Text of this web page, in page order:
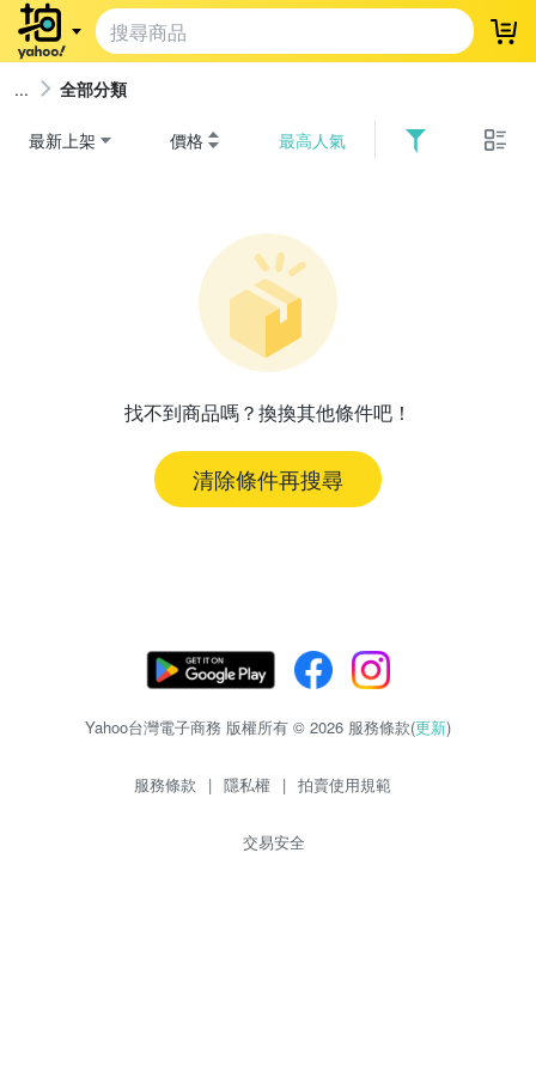
登
全部分類
最新上架 價格 最高人氣
找不到商品嗎？換換其他條件吧！
清除條件再搜尋
Yahoo台灣電子商務 版權所有 © 2026 服務條款(更新)
服務條款 | 隱私權 | 拍賣使用規範
交易安全